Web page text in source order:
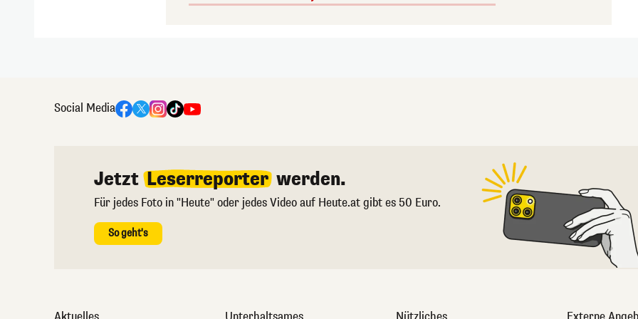
Social Media
Jetzt Leserreporter werden.
Für jedes Foto in "Heute" oder jedes Video auf Heute.at gibt es 50 Euro.
So geht's